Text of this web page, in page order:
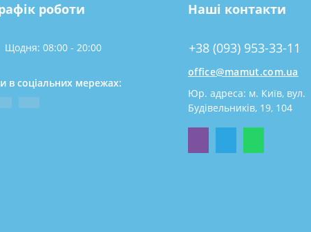
роботи
Щодня: 08:00 - 20:00
в соціальних мережах:
Наші контакти
+38 (093) 953-33-11
office@mamut.com.ua
Юр. адреса: м. Київ, вул.
Будівельників, 19, 104